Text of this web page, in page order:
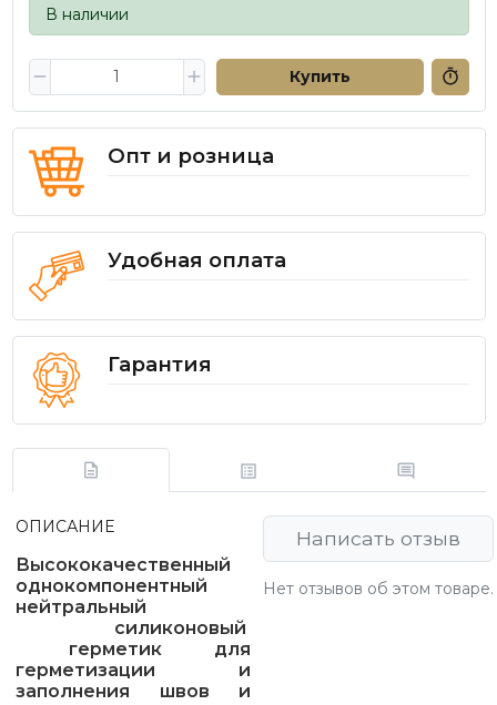
В наличии
Купить
Опт и розница
Удобная оплата
Гарантия
ОПИСАНИЕ
Высококачественный
однокомпонентный
нейтральный
силиконовый
герметик для
герметизации и
заполнения швов и
Написать отзыв
Нет отзывов об этом товаре.